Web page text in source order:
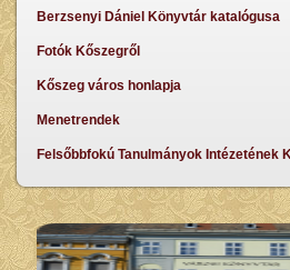
Berzsenyi Dániel Könyvtár katalógusa
Fotók Kőszegről
Kőszeg város honlapja
Menetrendek
Felsőbbfokú Tanulmányok Intézetének